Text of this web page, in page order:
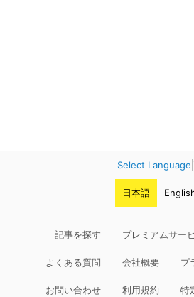
Select Language
日本語
記事を探す プレミアムサー
よくある質問 会社概要 プ
お問い合わせ 利用規約 特